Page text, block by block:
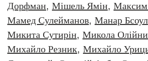
Дорфман, Мішель Ямін,
Мамед Сулейманов, Манар Бсоул
Микита Сутирін, Микола
Михайло Резник, Михайло